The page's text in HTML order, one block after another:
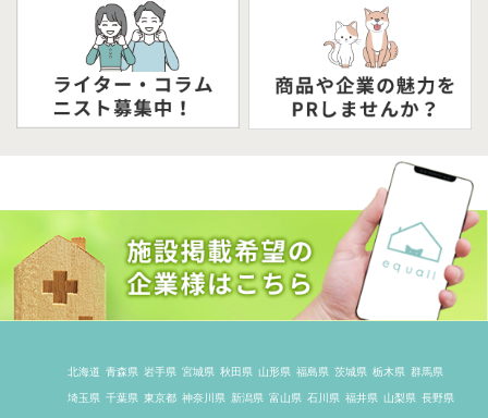
北海道 青森県 岩手県 宮城県 秋田県 山形県 福島県 茨城県 栃木県 群馬県
埼玉県 千葉県 東京都 神奈川県 新潟県 富山県 石川県 福井県 山梨県 長野県